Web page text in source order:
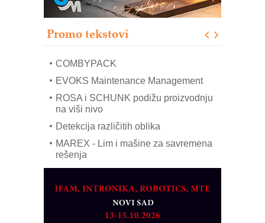
Promo tekstovi
modernog i odgovornog građenja
mrežnog pretvarača sa tečnim
COMBYPACK
EVOKS Maintenance Management
ROSA i SCHUNK podižu proizvodnju
na viši nivo
Detekcija različitih oblika
MAREX - Lim i mašine za savremena
rešenja
partner
CTO - Prilagodite svoju toplinsku